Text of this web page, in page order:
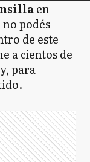
en
podés
de este
a cientos de
para